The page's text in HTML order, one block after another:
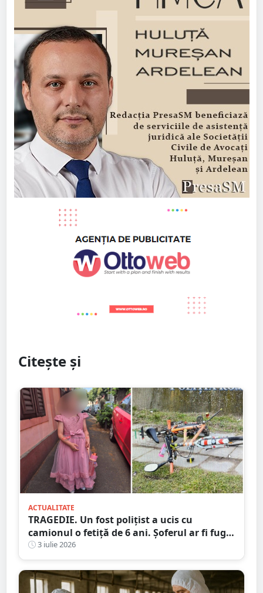
Citește și
ACTUALITATE
TRAGEDIE. Un fost polițist a ucis cu
camionul o fetiță de 6 ani. Șoferul ar fi fugit
de la locul accidentului
3 iulie 2026